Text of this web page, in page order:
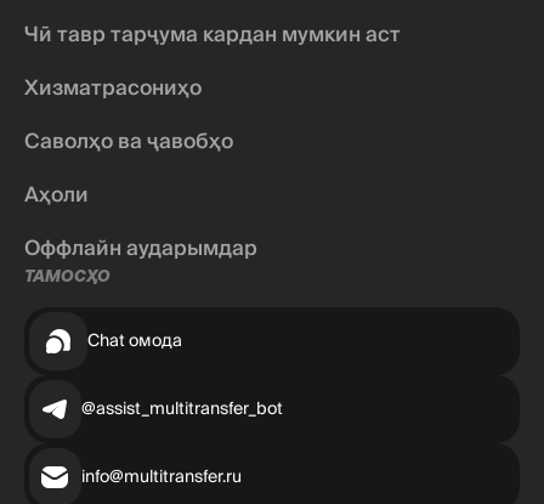
Чӣ тавр тарҷума кардан мумкин аст
Хизматрасониҳо
Саволҳо ва ҷавобҳо
Аҳоли
Оффлайн аударымдар
ТАМОСҲО
Chat омода
@assist_multitransfer_bot
info@multitransfer.ru